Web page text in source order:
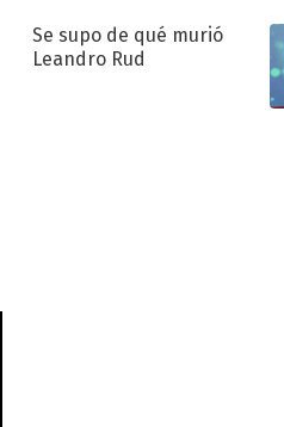
Se supo de qué murió
Leandro Rud